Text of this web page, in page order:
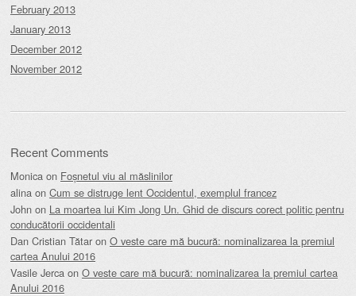
February 2013
January 2013
December 2012
November 2012
Recent Comments
Monica on Foșnetul viu al măslinilor
alina on Cum se distruge lent Occidentul, exemplul francez
John on La moartea lui Kim Jong Un. Ghid de discurs corect politic pentru
conducătorii occidentali
Dan Cristian Tătar on O veste care mă bucură: nominalizarea la premiul
cartea Anului 2016
Vasile Jerca on O veste care mă bucură: nominalizarea la premiul cartea
Anului 2016